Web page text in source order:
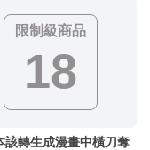
限制級商品
18
該轉生成漫畫中橫刀奪